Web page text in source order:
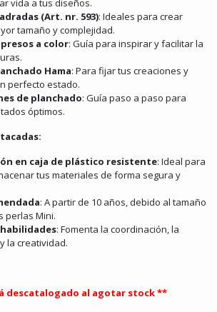
vida a tus diseños.
(Art. nr. 593): Ideales para crear
tamaño y complejidad.
a color: Guía para inspirar y facilitar la
Hama: Para fijar tus creaciones y
perfecto estado.
de planchado: Guía paso a paso para
óptimos.
en caja de plástico resistente: Ideal para
tus materiales de forma segura y
: A partir de 10 años, debido al tamaño
perlas Mini.
: Fomenta la coordinación, la
la creatividad.
descatalogado al agotar stock **